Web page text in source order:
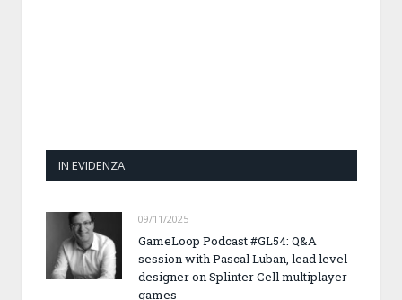
IN EVIDENZA
09/11/2025
GameLoop Podcast #GL54: Q&A
session with Pascal Luban, lead level
designer on Splinter Cell multiplayer
games